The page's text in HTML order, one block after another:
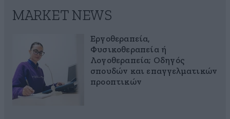
MARKET NEWS
Εργοθεραπεία,
Φυσικοθεραπεία ή
Λογοθεραπεία; Οδηγός
σπουδών και επαγγελματικών
προοπτικών